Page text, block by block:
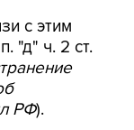
с этим
"д" ч. 2 ст.
РФ).